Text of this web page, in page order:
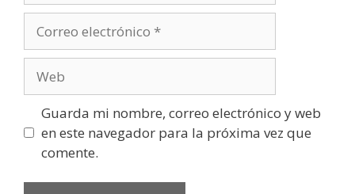
electrónico
Guarda mi nombre, correo electrónico y web
en este navegador para la próxima vez que
comente.